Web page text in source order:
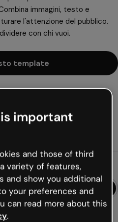
immagini, testo e
l'attenzione del pubblico.
con chi vuoi.
template
onlineimportant
and those of third
variety of features,
and show you additional
your preferences and
can read more about this
.